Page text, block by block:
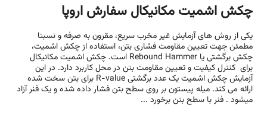
چکش اشمیت مکانیکال سفارش اروپا
یکی از روش های آزمایش غیر مخرب سریع، مقرون به صرفه و نسبتا
مطمئن جهت تعیین مقاومت فشاری بتن، استفاده از چکش اشمیت،
چکش برگشتی یا Rebound Hammer است. چکش اشمیت مکانیکال
برای کنترل کیفیت و تعیین مقاومت بتن در محل کاربرد دارد. در این
آزمایش چکش اشمیت یک عدد برگشتی R-value برای بتن سخت شده
ارائه می کند. میله پیستون بر روی سطح بتن فشار داده شده و یک فنر آزاد
می­شود . فنر با سطح بتن برخورد ...